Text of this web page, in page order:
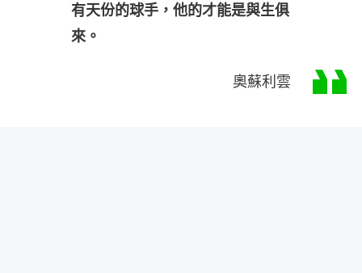
有天份的球手，他的才能是與生俱
來。
奧蘇利雲